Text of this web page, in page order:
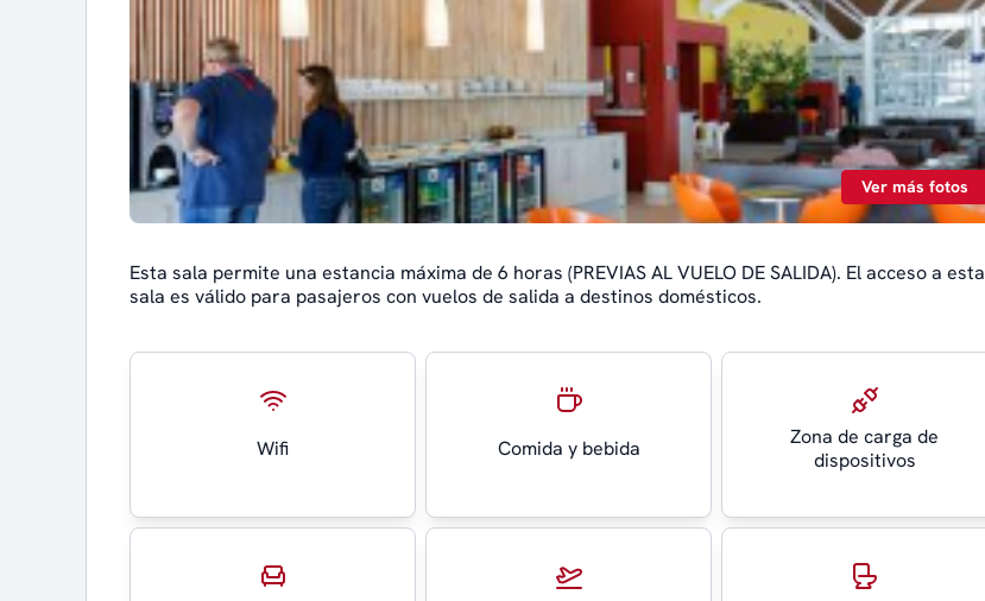
Ver más fotos
Esta sala permite una estancia máxima de 6 horas (PREVIAS AL VUELO DE SALIDA). El acceso a esta
sala es válido para pasajeros con vuelos de salida a destinos domésticos.
Wifi Comida y bebida
Zona de carga de
dispositivos